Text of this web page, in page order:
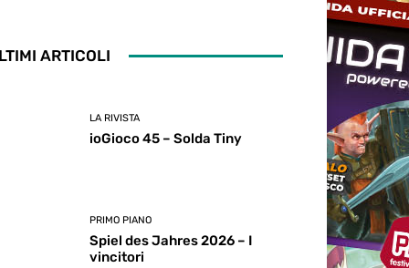
ARTICOLI
LA RIVISTA
ioGioco 45 – Solda Tiny
PRIMO PIANO
Spiel des Jahres 2026 – I
vincitori